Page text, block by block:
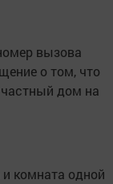
вызова
о том, что
дом на
комната одной